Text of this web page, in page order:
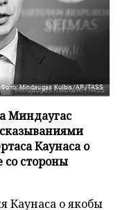
Фото: Mindaugas Kulbis/AP/TASS
Миндаугас
Каунаса о
со стороны
Каунаса о якобы